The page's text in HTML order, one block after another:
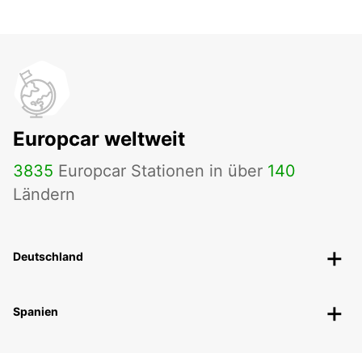
Europcar weltweit
3835 Europcar Stationen in über 140
Ländern
Deutschland
Spanien